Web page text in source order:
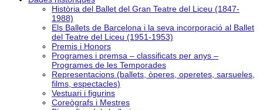
Història del Ballet del Gran Teatre del Liceu (1847-
1988)
Els Ballets de Barcelona i la seva incorporació al Ballet
del Teatre del Liceu (1951-1953)
Premis i Honors
Programes i premsa – classificats per anys –
Programes de les Temporades
Representacions (ballets, òperes, operetes, sarsueles,
films, espectacles)
Vestuari i figurins
Coreògrafs i Mestres